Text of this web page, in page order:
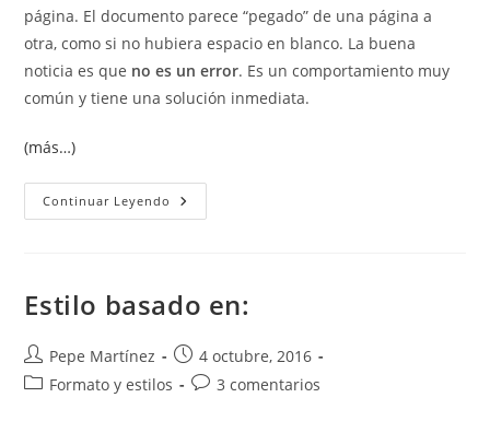
página. El documento parece “pegado” de una página a
otra, como si no hubiera espacio en blanco. La buena
noticia es que no es un error. Es un comportamiento muy
común y tiene una solución inmediata.
(más…)
Continuar Leyendo ¿Por
Qué
E
Inferior
Estilo basado en:
Autor
de
Pepe Martínez
Publicación
de
4 octubre, 2016
Categoría
Formato y estilos
Comentarios
3 comentarios